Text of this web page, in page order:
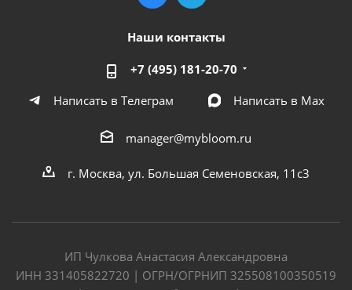
Наши контакты
+7 (495) 181-20-70
Написать в Телеграм
Написать в Мах
manager@mybloom.ru
г. Москва, ул. Большая Семеновская, 11с3
ИП Чулкова Анастасия Александровна
ИНН 331405822720 | ОГРН/ОГРНИП 325508100350519